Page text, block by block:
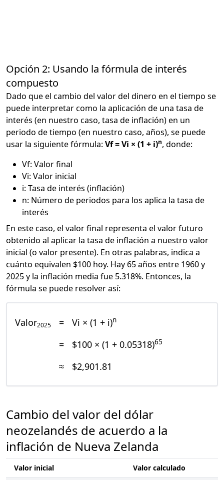
Opción 2: Usando la fórmula de interés
compuesto
Dado que el cambio del valor del dinero en el tiempo se
puede interpretar como la aplicación de una tasa de
interés (en nuestro caso, tasa de inflación) en un
periodo de tiempo (en nuestro caso, años), se puede
usar la siguiente fórmula: Vf = Vi × (1 + i)n, donde:
Vf: Valor final
Vi: Valor inicial
i: Tasa de interés (inflación)
n: Número de periodos para los aplica la tasa de
interés
En este caso, el valor final representa el valor futuro
obtenido al aplicar la tasa de inflación a nuestro valor
inicial (o valor presente). En otras palabras, indica a
cuánto equivalen $100 hoy. Hay 65 años entre 1960 y
2025 y la inflación media fue 5.318%. Entonces, la
fórmula se puede resolver así:
Valor2025 = Vi × (1 + i)n
= $100 × (1 + 0.05318)65
≈ $2,901.81
Cambio del valor del dólar
neozelandés de acuerdo a la
inflación de Nueva Zelanda
Valor inicial Valor calculado